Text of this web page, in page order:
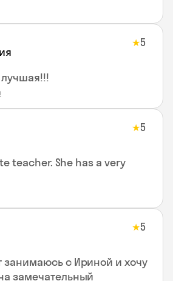
★5
★5
teacher. She has a very
★5
занимаюсь с Ириной и хочу
замечательный